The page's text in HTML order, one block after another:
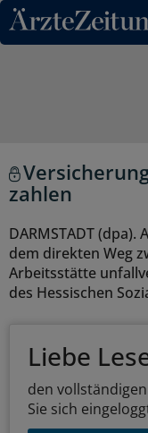
Direkt zum
zahlen
DARMSTADT
dem direkten Weg
Arbeitsstätte
des Hessischen
Liebe
den
Sie sich